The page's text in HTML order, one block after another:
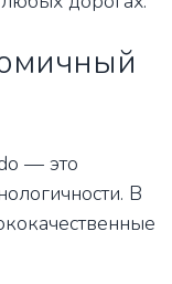
— это
В